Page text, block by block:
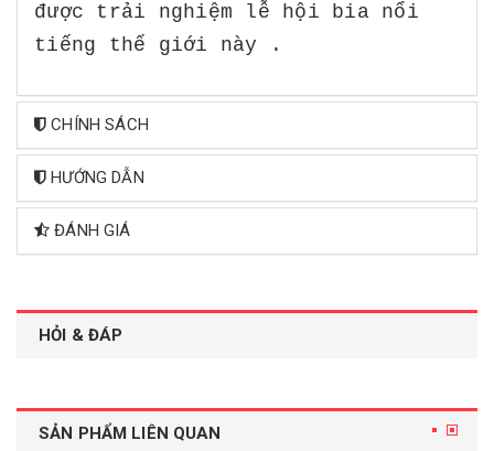
được trải nghiệm lễ hội bia nổi
tiếng thế giới này .
CHÍNH SÁCH
HƯỚNG DẪN
ĐÁNH GIÁ
HỎI & ĐÁP
SẢN PHẨM LIÊN QUAN